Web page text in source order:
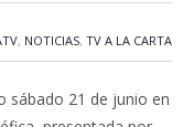
, NOTICIAS, TV A LA CARTA
sábado 21 de junio en